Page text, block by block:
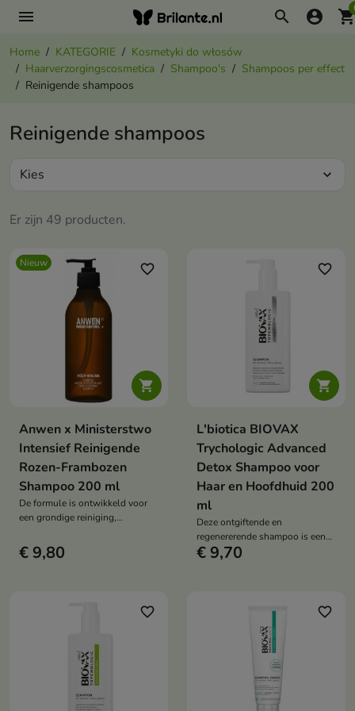
menu search account_circle
Home KATEGORIE
Kosmetyki do włosów
Haarverzorgingscosmetica
Shampoo's
Shampoos per effect
Reinigende shampoos
Reinigende shampoos
Er zijn 49 producten.
Kies expand_more
Nieuw

favorite_border
Anwen x Ministerstwo
Intensief Reinigende
Rozen-Frambozen
Shampoo 200 ml
De formule is ontwikkeld voor
een grondige reiniging,
voorbereid op verdere
verzorging.
€ 9,80

favorite_border
L'biotica BIOVAX
Trychologic Advanced
Detox Shampoo voor
Haar en Hoofdhuid 200
ml
Deze ontgiftende en
regenererende shampoo is een
product voor zwaar haar, haar
€ 9,70
favorite_border favorite_border